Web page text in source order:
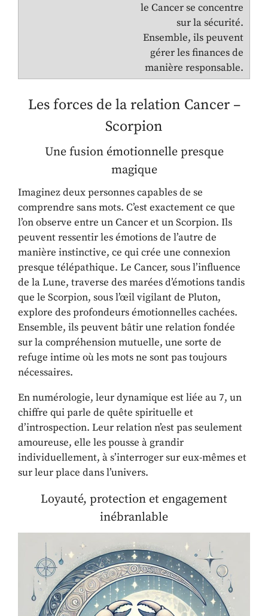
le Cancer se concentre
sur la sécurité.
Ensemble, ils peuvent
gérer les finances de
manière responsable.
Les forces de la relation Cancer –
Scorpion
Une fusion émotionnelle presque
magique
Imaginez deux personnes capables de se
comprendre sans mots. C’est exactement ce que
l’on observe entre un Cancer et un Scorpion. Ils
peuvent ressentir les émotions de l’autre de
manière instinctive, ce qui crée une connexion
presque télépathique. Le Cancer, sous l’influence
de la Lune, traverse des marées d’émotions tandis
que le Scorpion, sous l’œil vigilant de Pluton,
explore des profondeurs émotionnelles cachées.
Ensemble, ils peuvent bâtir une relation fondée
sur la compréhension mutuelle, une sorte de
refuge intime où les mots ne sont pas toujours
nécessaires.
En numérologie, leur dynamique est liée au 7, un
chiffre qui parle de quête spirituelle et
d’introspection. Leur relation n’est pas seulement
amoureuse, elle les pousse à grandir
individuellement, à s’interroger sur eux-mêmes et
sur leur place dans l’univers.
Loyauté, protection et engagement
inébranlable